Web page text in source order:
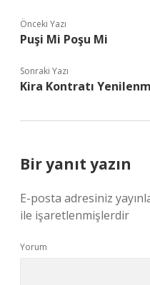
Önceki Yazı
Puşi Mi Poşu Mi
Sonraki Yazı
Kira Kontratı
Bir yanıt yazın
E-posta adresiniz
ile işaretlenmişlerdir
Yorum